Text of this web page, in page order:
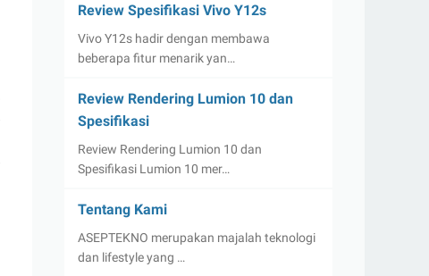
Review Spesifikasi Vivo Y12s
Vivo Y12s hadir dengan membawa
beberapa fitur menarik yan…
Review Rendering Lumion 10 dan
Spesifikasi
Review Rendering Lumion 10 dan
Spesifikasi Lumion 10 mer…
Tentang Kami
ASEPTEKNO merupakan majalah teknologi
dan lifestyle yang …